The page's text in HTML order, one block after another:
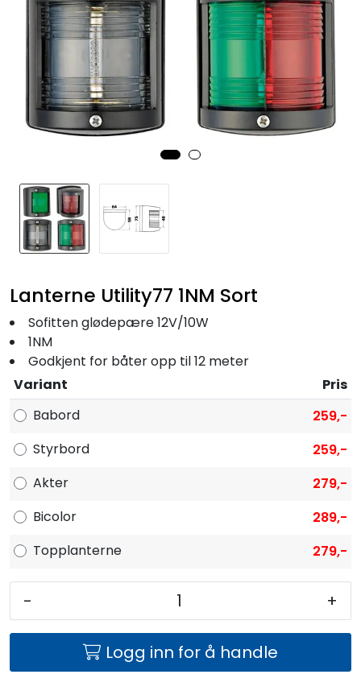
Lanterne Utility77 1NM Sort
Sofitten glødepære 12V/10W
1NM
Godkjent for båter opp til 12 meter
Variant
Pris
Babord
259,-
Styrbord
259,-
Akter
279,-
Bicolor
289,-
Topplanterne
279,-
- +
Logg inn for å handle
Fritid/Sikkerhet
Båtpleie/Opplag
Nyheter